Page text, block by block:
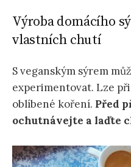
Výroba domácího
vlastních chutí
S veganským sýrem
experimentovat. Lze
oblíbené koření. Před
ochutnávejte a laďte